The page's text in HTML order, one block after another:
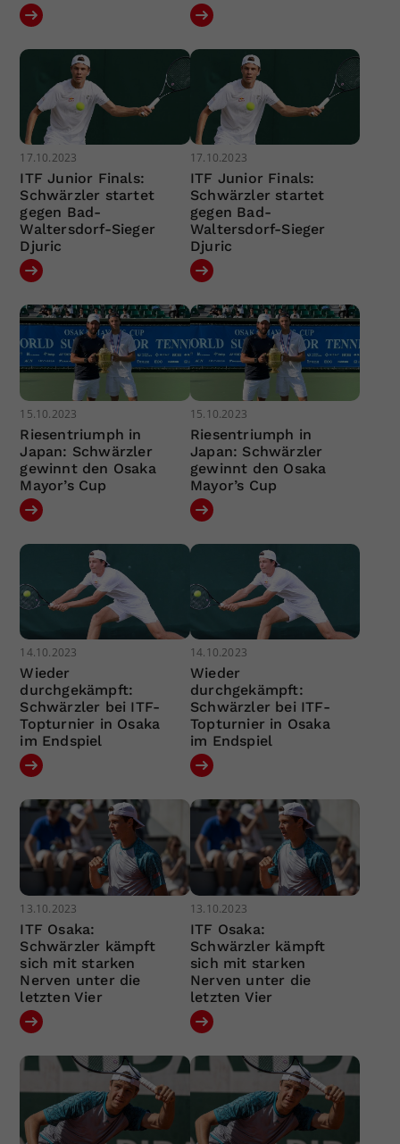
17.10.2023
ITF Junior Finals:
Schwärzler startet
gegen Bad-
Waltersdorf-Sieger
Djuric
17.10.2023
ITF Junior Finals:
Schwärzler startet
gegen Bad-
Waltersdorf-Sieger
Djuric
15.10.2023
Riesentriumph in
Japan: Schwärzler
gewinnt den Osaka
Mayor’s Cup
15.10.2023
Riesentriumph in
Japan: Schwärzler
gewinnt den Osaka
Mayor’s Cup
14.10.2023
Wieder
durchgekämpft:
Schwärzler bei ITF-
Topturnier in Osaka
im Endspiel
14.10.2023
Wieder
durchgekämpft:
Schwärzler bei ITF-
Topturnier in Osaka
im Endspiel
13.10.2023
ITF Osaka:
Schwärzler kämpft
sich mit starken
Nerven unter die
letzten Vier
13.10.2023
ITF Osaka:
Schwärzler kämpft
sich mit starken
Nerven unter die
letzten Vier